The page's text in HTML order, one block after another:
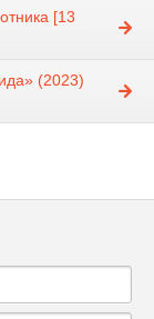
[13
(2023)